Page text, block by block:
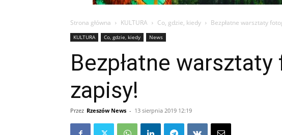
Strona główna KULTURA Co, gdzie, kiedy Bezpłatne warsztaty
KULTURA Co, gdzie, kiedy News
Bezpłatne
zapisy!
Przez Rzeszów News - 13 sierpnia 2019 12:19